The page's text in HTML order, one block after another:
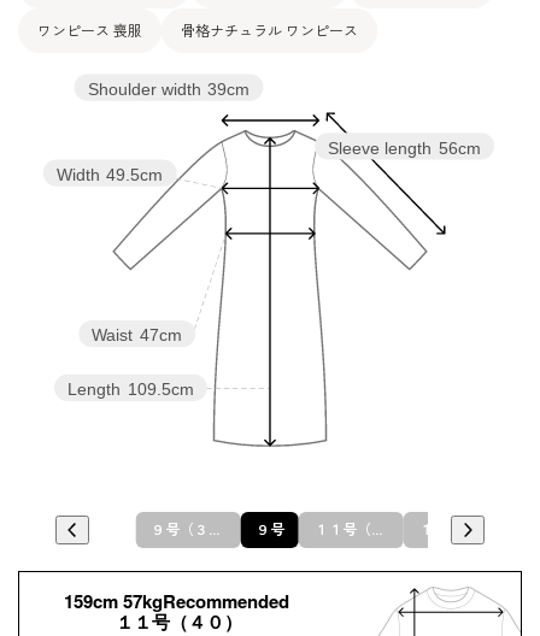
ワンピース 喪服 骨格ナチュラル ワンピース
Sleeve length 56cm
Length 109.5cm
Waist 47cm
Width 49.5cm
Shoulder width 39cm
９号（３８） ９号 １１号（４０） １１号
159cm 57kgRecommended
１１号（４０）